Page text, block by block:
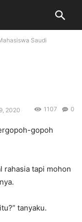
Saudi
2020 0
1107
gopoh
rahasia tapi mohon
tanyaku.